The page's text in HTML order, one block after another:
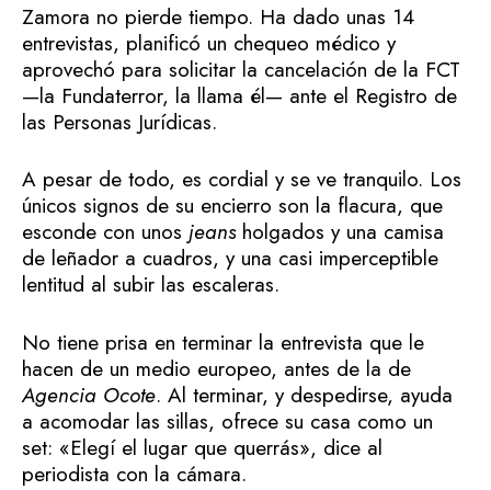
Zamora no pierde tiempo. Ha dado unas 14
entrevistas, planificó un chequeo médico y
aprovechó para solicitar la cancelación de la FCT
—la Fundaterror, la llama él— ante el Registro de
las Personas Jurídicas.
A pesar de todo, es cordial y se ve tranquilo. Los
únicos signos de su encierro son la flacura, que
esconde con unos jeansholgados y una camisa
de leñador a cuadros, y una casi imperceptible
lentitud al subir las escaleras.
No tiene prisa en terminar la entrevista que le
hacen de un medio europeo, antes de la de
Agencia Ocote. Al terminar, y despedirse, ayuda
a acomodar las sillas, ofrece su casa como un
set: «Elegí el lugar que querrás», dice al
periodista con la cámara.